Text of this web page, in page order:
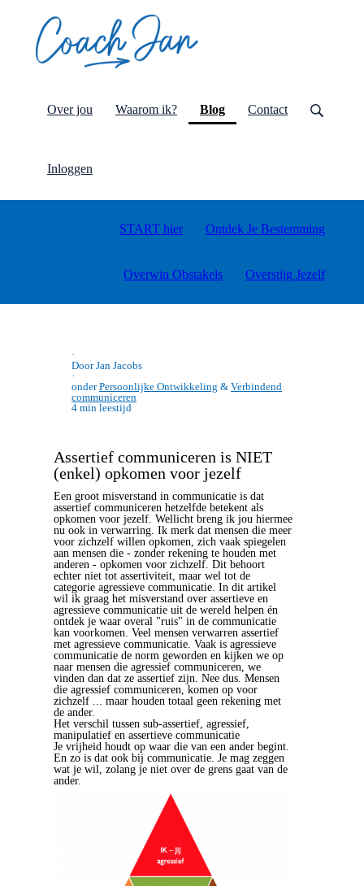
Over jou Waarom ik? Blog(current)
Contact
Inloggen
START hier Ontdek Je Bestemming
Overwin Obstakels Overstijg Jezelf
·
Door Jan Jacobs
·
onderPersoonlijke Ontwikkeling & Verbindend
communiceren
4 min leestijd
Assertief communiceren is NIET
(enkel) opkomen voor jezelf
Een groot misverstand in communicatie is dat
assertief communiceren hetzelfde betekent als
opkomen voor jezelf. Wellicht breng ik jou hiermee
nu ook in verwarring. Ik merk dat mensen die meer
voor zichzelf willen opkomen, zich vaak spiegelen
aan mensen die - zonder rekening te houden met
anderen - opkomen voor zichzelf. Dit behoort
echter niet tot assertiviteit, maar wel tot de
categorie agressieve communicatie. In dit artikel
wil ik graag het misverstand over assertieve en
agressieve communicatie uit de wereld helpen én
ontdek je waar overal "ruis" in de communicatie
kan voorkomen. Veel mensen verwarren assertief
met agressieve communicatie. Vaak is agressieve
communicatie de norm geworden en kijken we op
naar mensen die agressief communiceren, we
vinden dan dat ze assertief zijn. Nee dus. Mensen
die agressief communiceren, komen op voor
zichzelf ... maar houden totaal geen rekening met
de ander.
Het verschil tussen sub-assertief, agressief,
manipulatief en assertieve communicatie
Je vrijheid houdt op waar die van een ander begint.
En zo is dat ook bij communicatie. Je mag zeggen
wat je wil, zolang je niet over de grens gaat van de
ander.